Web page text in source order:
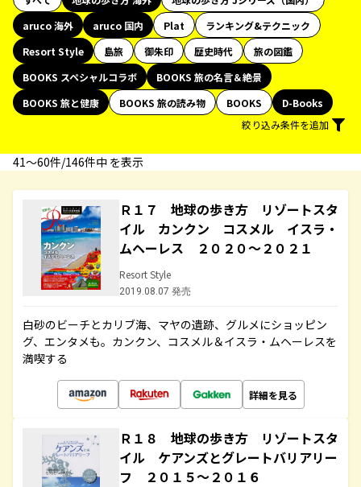
aruco 海外
aruco 国内 Plat
ランキング&テクニック
Resort Style
島旅 御朱印 歴史時代
旅の図鑑
BOOKS スペシャルコラボ
BOOKS 旅の名言＆絶景
BOOKS 旅と健康
BOOKS 旅の読み物 BOOKS
D-Books
絞り込み条件を追加
41〜60件/146件中 を表示
Ｒ１７ 地球の歩き方 リゾートスタ
イル カンクン コスメル イスラ・
ムヘーレス ２０２０～２０２１
Resort Style
2019.08.07 発売
白砂のビーチとカリブ海、マヤの遺跡、グルメにショッピン
グ、エンタメも。カンクン、コスメル＆イスラ・ムヘーレスを
満喫する
詳細を見る
Ｒ１８ 地球の歩き方 リゾートスタ
イル ケアンズとグレートバリアリー
フ ２０１５～２０１６